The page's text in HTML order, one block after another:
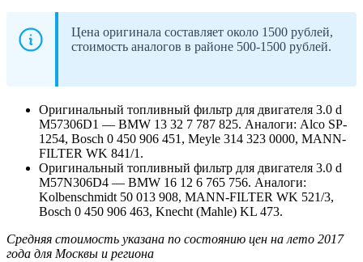
Цена оригинала составляет около 1500 рублей,
стоимость аналогов в районе 500-1500 рублей.
Оригинальный топливный фильтр для двигателя 3.0 d
M57306D1 — BMW 13 32 7 787 825. Аналоги: Alco SP-
1254, Bosch 0 450 906 451, Meyle 314 323 0000, MANN-
FILTER WK 841/1.
Оригинальный топливный фильтр для двигателя 3.0 d
M57N306D4 — BMW 16 12 6 765 756. Аналоги:
Kolbenschmidt 50 013 908, MANN-FILTER WK 521/3,
Bosch 0 450 906 463, Knecht (Mahle) KL 473.
Средняя стоимость указана по состоянию цен на лето 2017
года для Москвы и региона